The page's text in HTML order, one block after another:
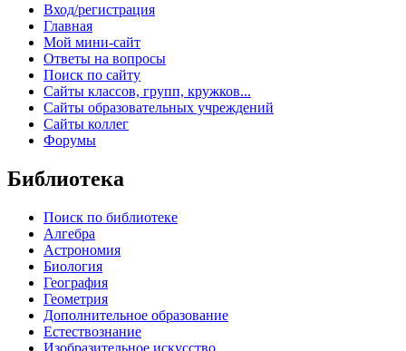
Вход/регистрация
Главная
Мой мини-сайт
Ответы на вопросы
Поиск по сайту
Сайты классов, групп, кружков...
Сайты образовательных учреждений
Сайты коллег
Форумы
Библиотека
Поиск по библиотеке
Алгебра
Астрономия
Биология
География
Геометрия
Дополнительное образование
Естествознание
Изобразительное искусство